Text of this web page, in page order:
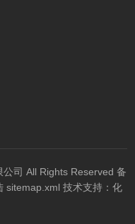
司 All Rights Reserved 备
sitemap.xml 技术支持： 化